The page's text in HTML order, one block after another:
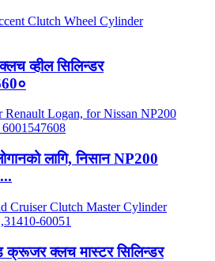
व्हील सिलिन्डर
लागि, निसान NP200
क्रूजर क्लच मास्टर सिलिन्डर